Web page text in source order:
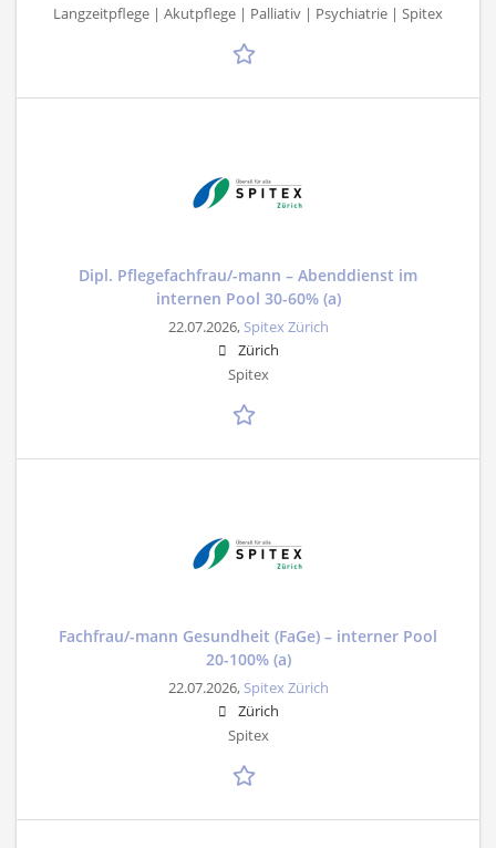
Langzeitpflege | Akutpflege | Palliativ | Psychiatrie | Spitex
Dipl. Pflegefachfrau/-mann – Abenddienst im
internen Pool 30-60% (a)
22.07.2026, Spitex Zürich
Zürich
Spitex
Fachfrau/-mann Gesundheit (FaGe) – interner Pool
20-100% (a)
22.07.2026, Spitex Zürich
Zürich
Spitex